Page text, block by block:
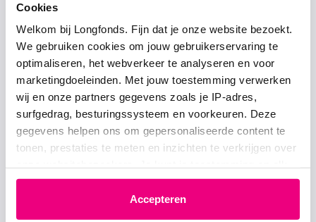
Cookies
Welkom bij Longfonds. Fijn dat je onze website bezoekt.
We gebruiken cookies om jouw gebruikerservaring te
optimaliseren, het webverkeer te analyseren en voor
marketingdoeleinden. Met jouw toestemming verwerken
wij en onze partners gegevens zoals je IP-adres,
surfgedrag, besturingssysteem en voorkeuren. Deze
gegevens helpen ons om gepersonaliseerde content te
tonen, prestaties te meten en inzichten te verkrijgen over
moment wijzigen of intrekken via het cookie-icoontje
linksonder elke pagina. De lijst met partners is te vinden
in het tabblad “details”.
Accepteren